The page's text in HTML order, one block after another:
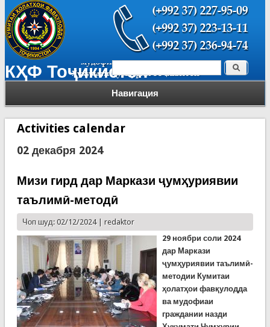
КҲФ Тоҷикистон
Навигация
Форма поиска Поиск
Activities calendar
02 декабря 2024
Мизи гирд дар Маркази ҷумҳуриявии
таълимӣ-методӣ
Чоп шуд: 02/12/2024 | redaktor
29 ноябри соли 2024
дар Маркази
ҷумҳуриявии таълимӣ-
методии Кумитаи
ҳолатҳои фавқулодда
ва мудофиаи
граждании назди